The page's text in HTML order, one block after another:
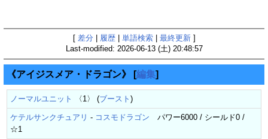
[ 差分 履歴| 単語検索| 最終更新]
Last-modified: 2026-06-13 (土) 20:48:57
《アイジスメア・ドラゴン》 [編集]
ノーマルユニット 〈1〉 (ブースト )
ケテルサンクチュアリ - コスモドラゴン パワー6000 / シールド0 /
☆1